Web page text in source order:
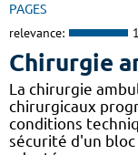
PAGES
relevance:
Chirurgie
La chirurgie
chirurgicaux
conditions
sécurité d'un